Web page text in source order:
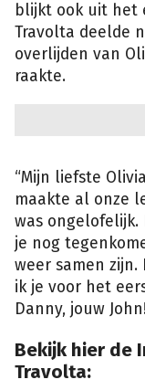
blijkt ook uit het
Travolta deelde
overlijden van
raakte.
“Mijn liefste
maakte al onze
was ongelofelijk.
je nog
weer samen
ik je voor het
Danny, jouw
Bekijk hier de
Travolta: